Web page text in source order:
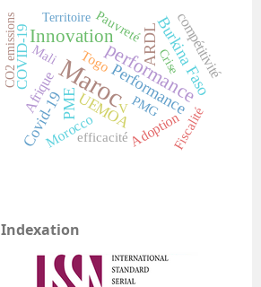
Marocperformance
Innovation
Performance
Burkina Faso
ARDL
PME
Covid-19 UEMOA
Afrique
compétitivité
COVID-19
Morocco Adoption
Togo
Pauvreté
Fiscalité
V
Mali
PMG
efficacité
CO2 emissions Territoire
Crise
Indexation